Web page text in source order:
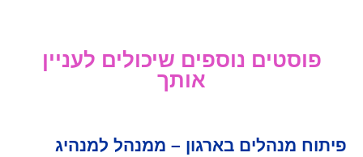
פוסטים נוספים שיכולים לעניין
אותך
פיתוח מנהלים בארגון – ממנהל למנהיג